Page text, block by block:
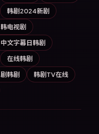
韩剧2024新剧
电视剧
中文字幕日韩剧
在线韩剧
韩剧
韩剧TV在线